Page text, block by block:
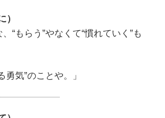
）
“もらう”やなくて“慣れていく”も
気”のことや。」